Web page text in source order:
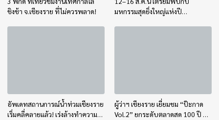
ชิงช้า จ.เชียงราย ที่ไม่ควรพลาด!
มหกรรมสุดยิ่งใหญ่แห่งปี
อัพเดทสถานการณ์น้ำท่วมเชียงราย
เริ่มคลี่คลายแล้ว! เร่งล้างทำความ
ผู้ว่าฯ เชียงราย เยี่ยมชม “ป๊ะกาด
Vol.2” ยกระดับตลาดสด 100 ปี สู่